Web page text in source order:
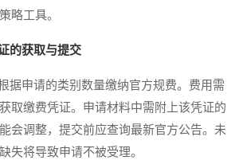
略工具。
的获取与提交
申请的类别数量缴纳官方规费。费用需
取缴费凭证。申请材料中需附上该凭证的
会调整，提交前应查询最新官方公告。未
失将导致申请不被受理。